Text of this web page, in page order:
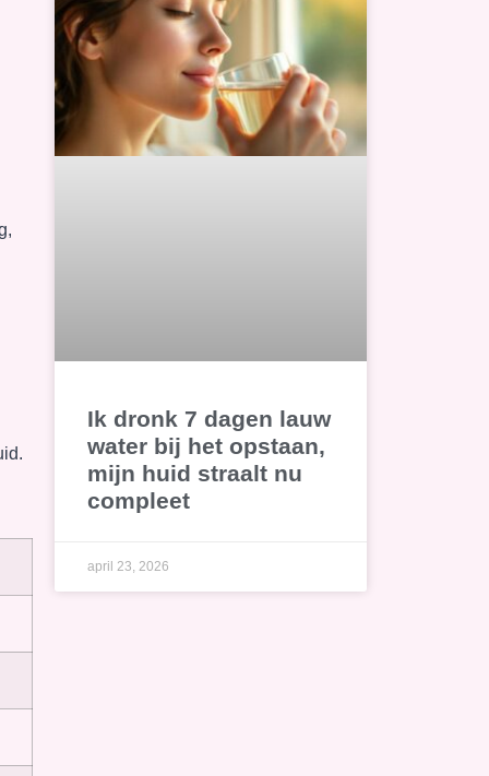
Ik dronk 7 dagen lauw
water bij het opstaan,
mijn huid straalt nu
compleet
april 23, 2026